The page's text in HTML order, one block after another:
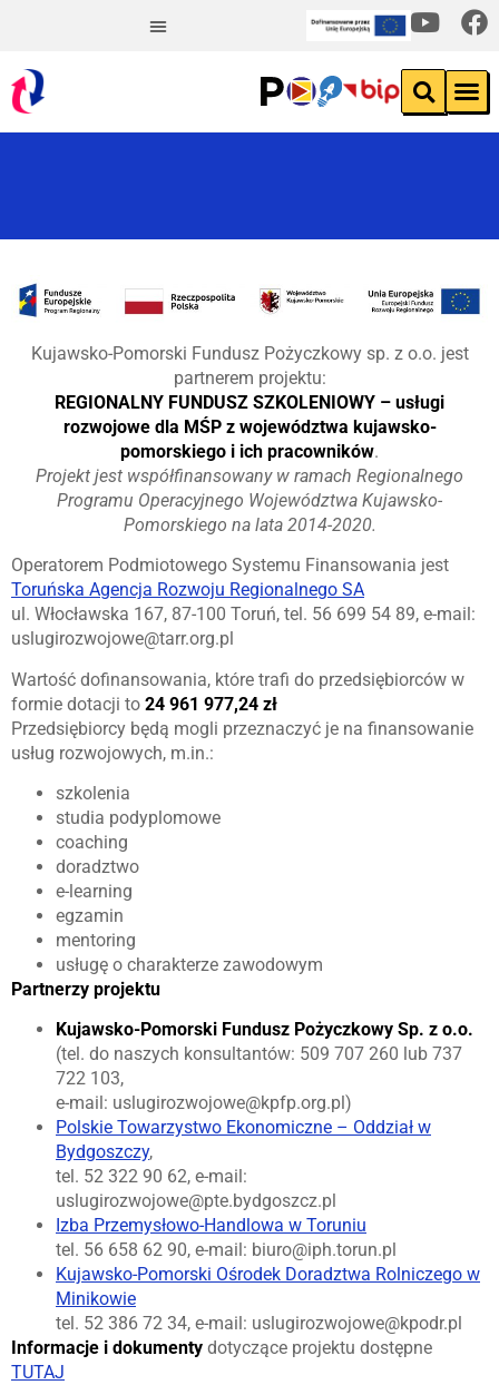
Kujawsko-Pomorski Fundusz Pożyczkowy sp. z o.o. jest
partnerem projektu:
REGIONALNY FUNDUSZ SZKOLENIOWY – usługi
rozwojowe dla MŚP z województwa kujawsko-
pomorskiego i ich pracowników.
Projekt jest współfinansowany w ramach Regionalnego
Programu Operacyjnego Województwa Kujawsko-
Pomorskiego na lata 2014-2020.
Operatorem Podmiotowego Systemu Finansowania jest
Toruńska Agencja Rozwoju Regionalnego SA
ul. Włocławska 167, 87-100 Toruń, tel. 56 699 54 89, e-mail:
uslugirozwojowe@tarr.org.pl
Wartość dofinansowania, które trafi do przedsiębiorców w
formie dotacji to 24 961 977,24 zł
Przedsiębiorcy będą mogli przeznaczyć je na finansowanie
usług rozwojowych, m.in.:
szkolenia
studia podyplomowe
coaching
doradztwo
e-learning
egzamin
mentoring
usługę o charakterze zawodowym
Partnerzy projektu
Kujawsko-Pomorski Fundusz Pożyczkowy Sp. z o.o.
(tel. do naszych konsultantów: 509 707 260 lub 737
722 103,
e-mail: uslugirozwojowe@kpfp.org.pl)
Polskie Towarzystwo Ekonomiczne – Oddział w
Bydgoszczy,
tel. 52 322 90 62, e-mail:
uslugirozwojowe@pte.bydgoszcz.pl
Izba Przemysłowo-Handlowa w Toruniu
tel. 56 658 62 90, e-mail: biuro@iph.torun.pl
Kujawsko-Pomorski Ośrodek Doradztwa Rolniczego w
Minikowie
tel. 52 386 72 34, e-mail: uslugirozwojowe@kpodr.pl
Informacje i dokumenty dotyczące projektu dostępne
TUTAJ